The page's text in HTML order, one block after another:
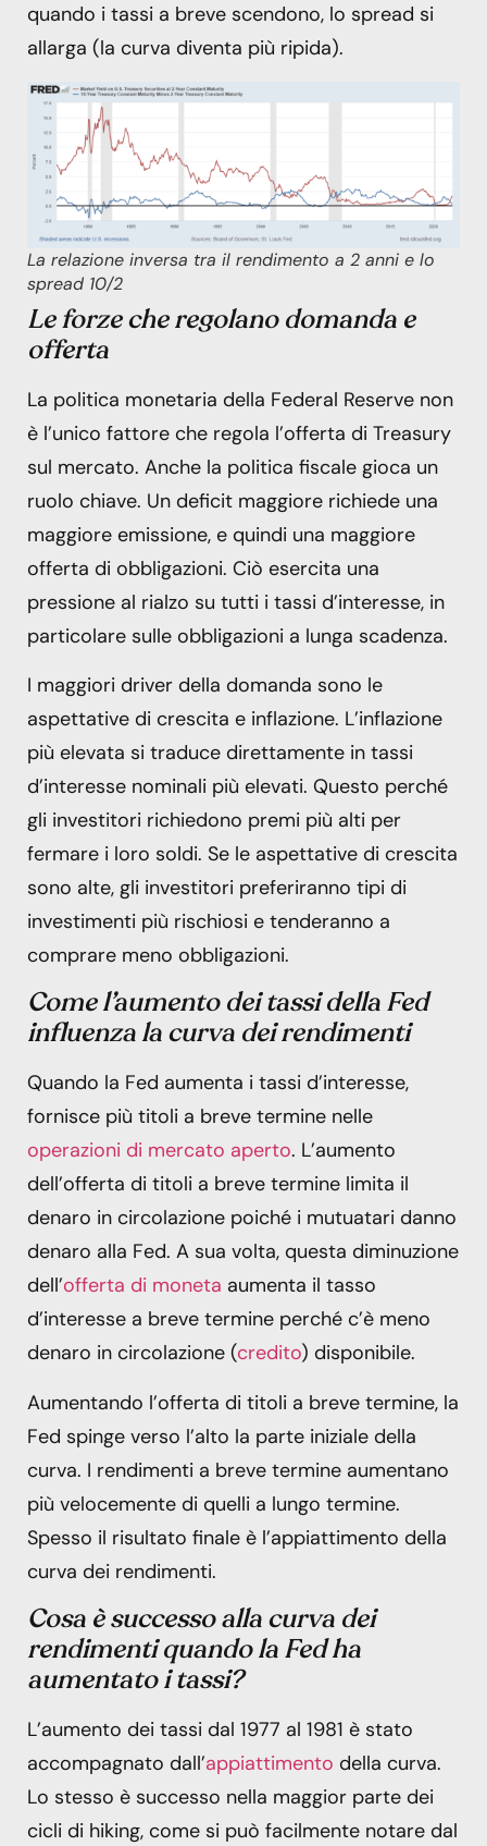
quando i tassi a breve scendono, lo spread si
allarga (la curva diventa più ripida).
La relazione inversa tra il rendimento a 2 anni e lo
spread 10/2
Le forze che regolano domanda e
offerta
La politica monetaria della Federal Reserve non
è l’unico fattore che regola l’offerta di Treasury
sul mercato. Anche la politica fiscale gioca un
ruolo chiave. Un deficit maggiore richiede una
maggiore emissione, e quindi una maggiore
offerta di obbligazioni. Ciò esercita una
pressione al rialzo su tutti i tassi d’interesse, in
particolare sulle obbligazioni a lunga scadenza.
I maggiori driver della domanda sono le
aspettative di crescita e inflazione. L’inflazione
più elevata si traduce direttamente in tassi
d’interesse nominali più elevati. Questo perché
gli investitori richiedono premi più alti per
fermare i loro soldi. Se le aspettative di crescita
sono alte, gli investitori preferiranno tipi di
investimenti più rischiosi e tenderanno a
comprare meno obbligazioni.
Come l’aumento dei tassi della Fed
influenza la curva dei rendimenti
Quando la Fed aumenta i tassi d’interesse,
fornisce più titoli a breve termine nelle
operazioni di mercato aperto. L’aumento
dell’offerta di titoli a breve termine limita il
denaro in circolazione poiché i mutuatari danno
denaro alla Fed. A sua volta, questa diminuzione
dell’offerta di moneta aumenta il tasso
d’interesse a breve termine perché c’è meno
denaro in circolazione (credito) disponibile.
Aumentando l’offerta di titoli a breve termine, la
Fed spinge verso l’alto la parte iniziale della
curva. I rendimenti a breve termine aumentano
più velocemente di quelli a lungo termine.
Spesso il risultato finale è l’appiattimento della
curva dei rendimenti.
Cosa è successo alla curva dei
rendimenti quando la Fed ha
aumentato i tassi?
L’aumento dei tassi dal 1977 al 1981 è stato
accompagnato dall’appiattimento della curva.
Lo stesso è successo nella maggior parte dei
cicli di hiking, come si può facilmente notare dal